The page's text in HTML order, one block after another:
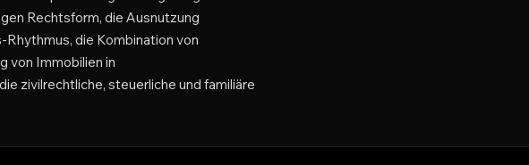
Rechtsform, die Ausnutzung
die Kombination von
von Immobilien in
zivilrechtliche, steuerliche und familiäre